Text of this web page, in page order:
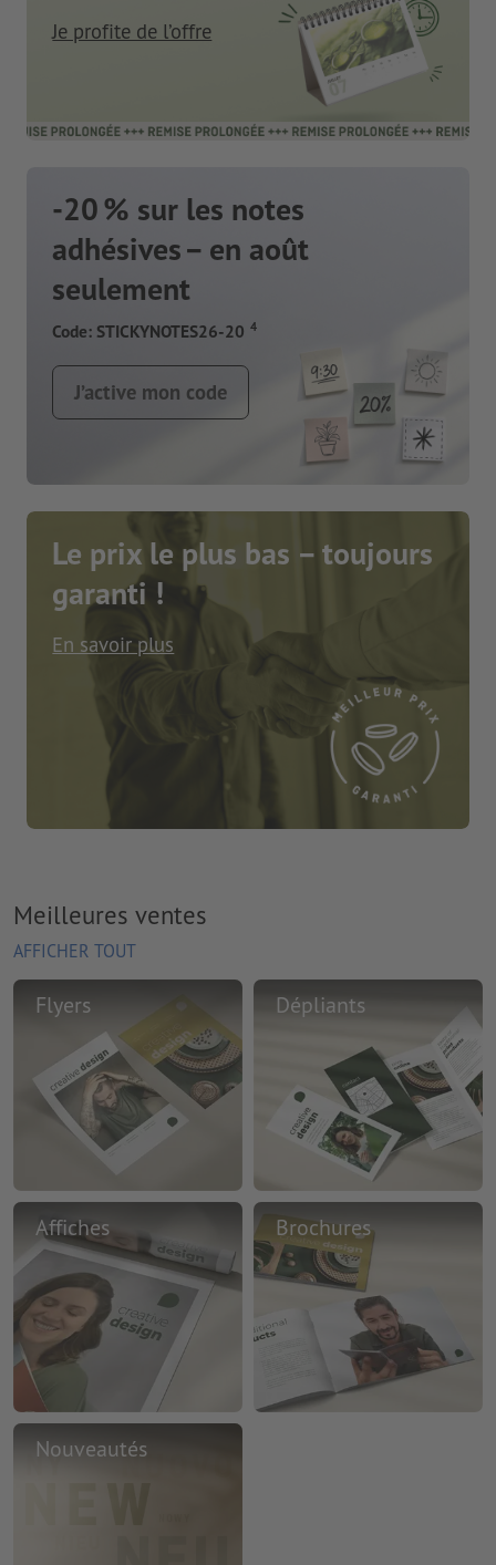
Je profite de l’offre
-20 % sur les notes
adhésives – en août
seulement
Code: STICKYNOTES26-20 4
J’active mon code
Le prix le plus bas – toujours
garanti !
En savoir plus
Meilleures ventes
AFFICHER TOUT
Flyers Dépliants
Affiches Brochures
Nouveautés